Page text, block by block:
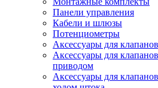
Панели управления
Кабели и шлюзы
Потенциометры
Аксессуары для
Аксессуары для
приводом
Аксессуары для